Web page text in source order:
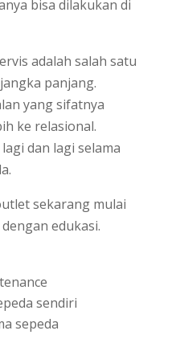
bisa dilakukan di
adalah salah satu
panjang.
yang sifatnya
ke relasional.
dan lagi selama
sekarang mulai
edukasi.
sendiri
sepeda